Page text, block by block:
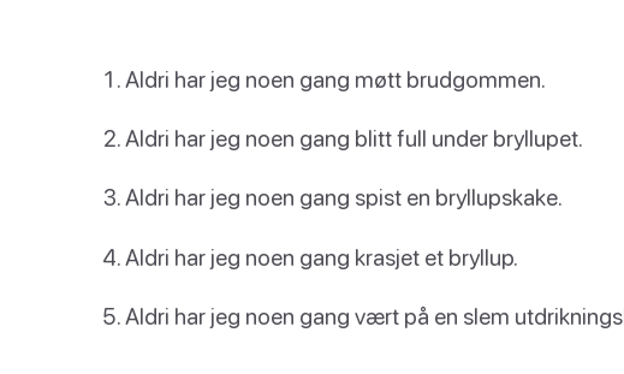
Aldri har jeg noen gang møtt brudgommen.
Aldri har jeg noen gang blitt full under bryllupet.
Aldri har jeg noen gang spist en bryllupskake.
Aldri har jeg noen gang krasjet et bryllup.
Aldri har jeg noen gang vært på en slem